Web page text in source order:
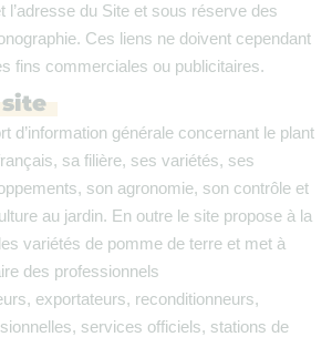
l’adresse du Site et sous réserve des
Ces liens ne doivent cependant
fins commerciales ou publicitaires.
d’information générale concernant le plant
sa filière, ses variétés, ses
son agronomie, son contrôle et
au jardin. En outre le site propose à la
variétés de pomme de terre et met à
des professionnels
exportateurs, reconditionneurs,
services officiels, stations de